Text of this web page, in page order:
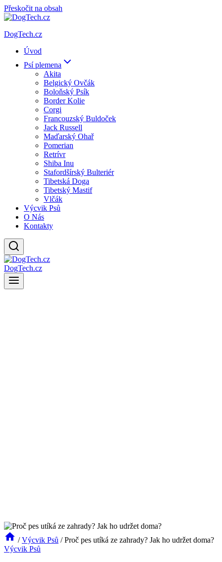
Přeskočit na obsah
DogTech.cz
Úvod
Psí plemena
Akita
Belgický Ovčák
Boloňský Psík
Border Kolie
Corgi
Francouzský Buldoček
Jack Russell
Maďarský Ohař
Pomerian
Retrívr
Shiba Inu
Stafordšírský Bulteriér
Tibetská Doga
Tibetský Mastif
Vlčák
Výcvik Psů
O Nás
Kontakty
DogTech.cz
/ Výcvik Psů / Proč pes utíká ze zahrady? Jak ho udržet doma?
Výcvik Psů